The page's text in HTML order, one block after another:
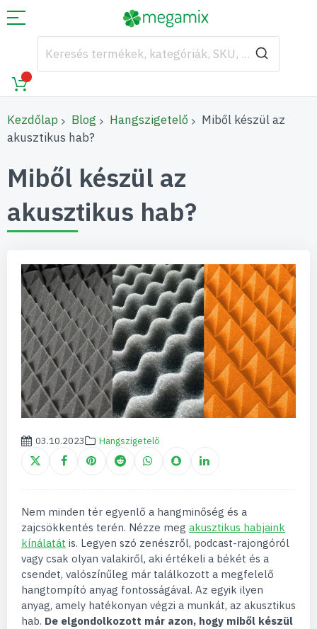
Kezdőlap Blog Hangszigetelő
Miből készül az
akusztikus hab?
Miből készül az
akusztikus hab?
03.10.2023 Hangszigetelő
Nem minden tér egyenlő a hangminőség és a
zajcsökkentés terén. Nézze meg akusztikus habjaink
kínálatát is. Legyen szó zenészről, podcast-rajongóról
vagy csak olyan valakiről, aki értékeli a békét és a
csendet, valószínűleg már találkozott a megfelelő
hangtompító anyag fontosságával. Az egyik ilyen
anyag, amely hatékonyan végzi a munkát, az akusztikus
hab. De elgondolkozott már azon, hogy miből készül